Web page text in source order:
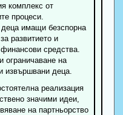
комплекс от
процеси.
имащи безспорна
развитието и
средства.
ограничаване на
извършвани деца.
реализация
значими идеи,
на партньорство